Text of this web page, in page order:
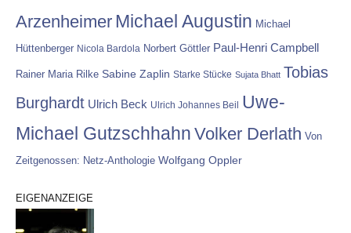
Arzenheimer Michael Augustin Michael
Hüttenberger Nicola Bardola Norbert Göttler Paul-Henri Campbell
Rainer Maria Rilke Sabine Zaplin Starke Stücke Sujata Bhatt Tobias
Burghardt Ulrich Beck Ulrich Johannes Beil
Uwe-
Michael Gutzschhahn Volker Derlath Von
Zeitgenossen: Netz-Anthologie Wolfgang Oppler
EIGENANZEIGE